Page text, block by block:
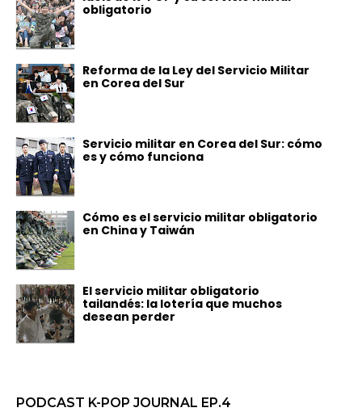
obligatorio
Reforma de la Ley del Servicio Militar
en Corea del Sur
Servicio militar en Corea del Sur: cómo
es y cómo funciona
Cómo es el servicio militar obligatorio
en China y Taiwán
El servicio militar obligatorio
tailandés: la lotería que muchos
desean perder
PODCAST K-POP JOURNAL EP.4